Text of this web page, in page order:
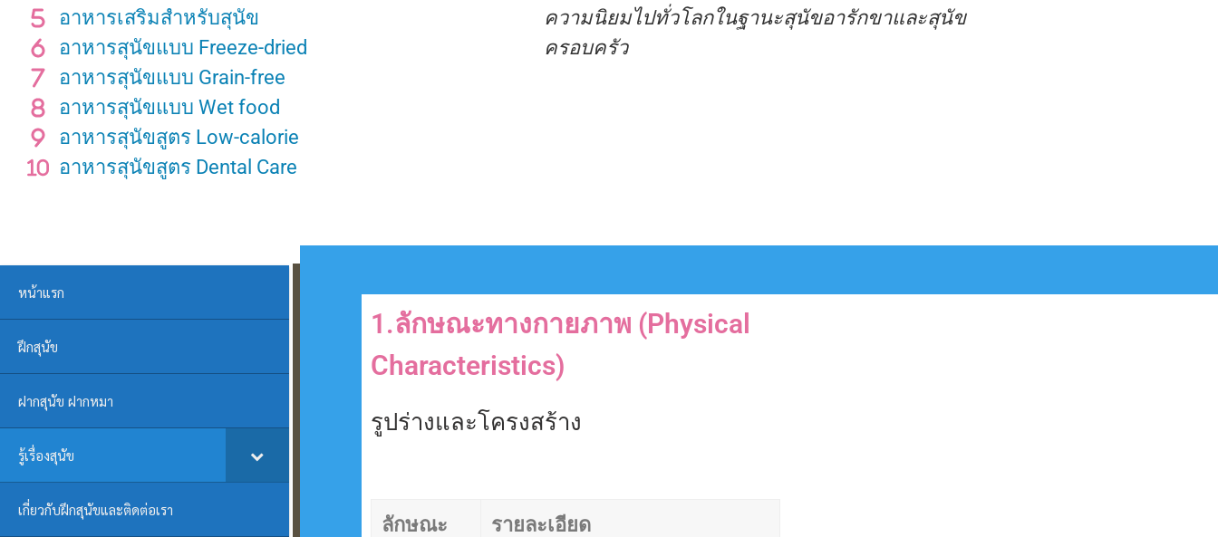
อาหารเสริมสำหรับสุนัข
อาหารสุนัขแบบ Freeze-dried
อาหารสุนัขแบบ Grain-free
อาหารสุนัขแบบ Wet food
อาหารสุนัขสูตร Low-calorie
อาหารสุนัขสูตร Dental Care
ความนิยมไปทั่วโลกในฐานะสุนัขอารักขาและสุนัข
ครอบครัว
หน้าแรก
ฝึกสุนัข
ฝากสุนัข ฝากหมา
รู้เรื่องสุนัข
เกี่ยวกับฝึกสุนัขและติดต่อเรา
1.ลักษณะทางกายภาพ (Physical
Characteristics)
รูปร่างและโครงสร้าง
ลักษณะ รายละเอียด